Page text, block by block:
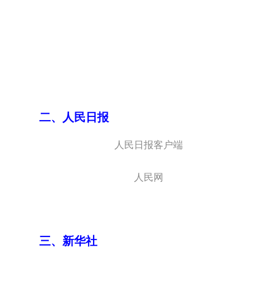
二、人民日报
人民日报客户端
人民网
三、新华社